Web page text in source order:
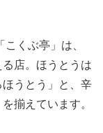
くぶ亭」は、
店。ほうとうは
うとう」と、辛
揃えています。